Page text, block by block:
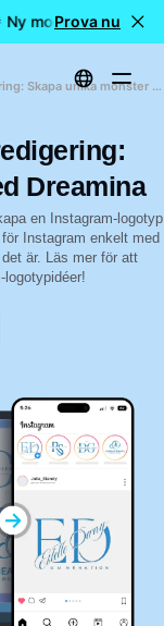
Ny modell är här: nu
Prova nu
Instagram-logotyp för redigering: Skapa unika mönster med Dreamina
Dreamina
en Instagram-logotyp
Instagram enkelt med
är. Läs mer för att